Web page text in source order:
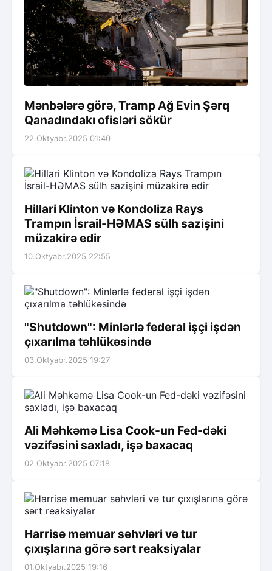
Mənbələrə görə, Tramp Ağ Evin Şərq
Qanadındakı ofisləri sökür
22.Oktyabr.2025 01:40
Hillari Klinton və Kondoliza Rays
Trampın İsrail-HƏMAS sülh sazişini
müzakirə edir
10.Oktyabr.2025 22:55
"Shutdown": Minlərlə federal işçi işdən
çıxarılma təhlükəsində
03.Oktyabr.2025 19:27
Ali Məhkəmə Lisa Cook-un Fed-dəki
vəzifəsini saxladı, işə baxacaq
02.Oktyabr.2025 07:18
Harrisə memuar səhvləri və tur
çıxışlarına görə sərt reaksiyalar
01.Oktyabr.2025 19:16